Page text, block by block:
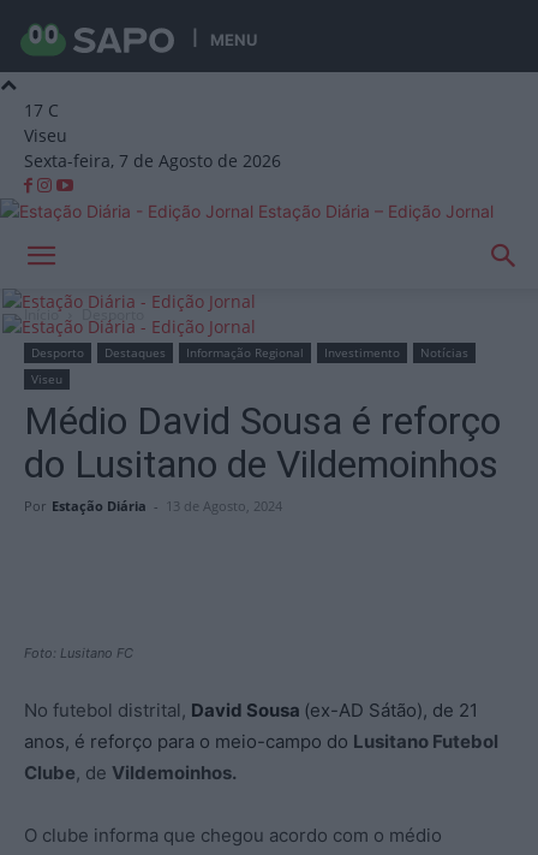
MENU
17 C
Viseu
Sexta-feira, 7 de Agosto de 2026
Estação Diária – Edição Jornal
Início Desporto
Desporto Destaques Informação Regional Investimento
Notícias
Viseu
Médio David Sousa é reforço
do Lusitano de Vildemoinhos
Por Estação Diária - 13 de Agosto, 2024
Foto: Lusitano FC
No futebol distrital, David Sousa (ex-AD Sátão), de 21
anos, é reforço para o meio-campo do Lusitano Futebol
Clube, de Vildemoinhos.
O clube informa que chegou acordo com o médio